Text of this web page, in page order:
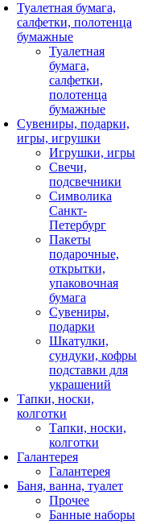
Туалетная бумага,
салфетки, полотенца
бумажные
Туалетная
бумага,
салфетки,
полотенца
бумажные
Сувениры, подарки,
игры, игрушки
Игрушки, игры
Свечи,
подсвечники
Символика
Санкт-
Петербург
Пакеты
подарочные,
открытки,
упаковочная
бумага
Сувениры,
подарки
Шкатулки,
сундуки, кофры
подставки для
украшений
Тапки, носки,
колготки
Тапки, носки,
колготки
Галантерея
Галантерея
Баня, ванна, туалет
Прочее
Банные наборы